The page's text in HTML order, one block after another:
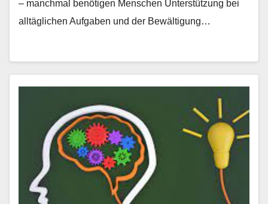
– manchmal benötigen Menschen Unterstützung bei
alltäglichen Aufgaben und der Bewältigung…